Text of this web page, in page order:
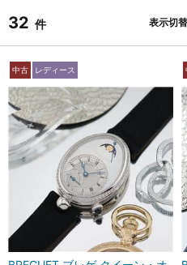
32 件 表示切替
中古 レディース